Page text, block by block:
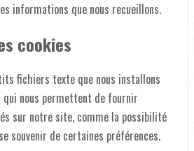
informations que nous recueillons.
cookies
fichiers texte que nous installons
nous permettent de fournir
sur notre site, comme la possibilité
souvenir de certaines préférences.